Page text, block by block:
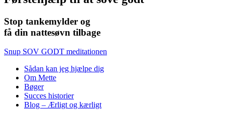
Stop tankemylder og
få din nattesøvn tilbage
Snup SOV GODT meditationen
Sådan kan jeg hjælpe dig
Om Mette
Bøger
Succes historier
Blog – Ærligt og kærligt